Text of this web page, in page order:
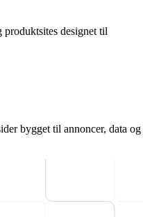
designet til
bygget til annoncer, data og